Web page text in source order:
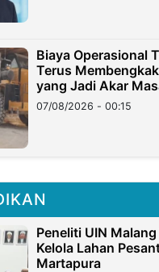
Biaya Operasional
Terus
yang Jadi Akar
07/08/2026 - 00:15
Peneliti UIN
Kelola Lahan
Martapura